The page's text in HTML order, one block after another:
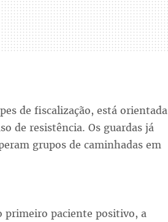
de fiscalização, está orientada
de resistência. Os guardas já
grupos de caminhadas em
primeiro paciente positivo, a